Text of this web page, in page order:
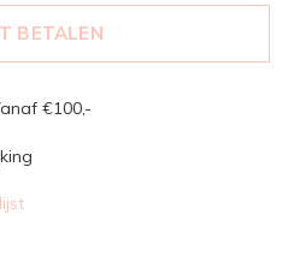
BETALEN
€100,-